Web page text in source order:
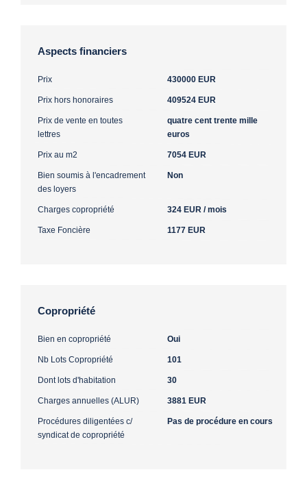
Aspects financiers
Prix 430000 EUR
Prix hors honoraires 409524 EUR
Prix de vente en toutes
lettres
quatre cent trente mille
euros
Prix au m2 7054 EUR
Bien soumis à l'encadrement
des loyers
Non
Charges copropriété 324 EUR / mois
Taxe Foncière 1177 EUR
Copropriété
Bien en copropriété Oui
Nb Lots Copropriété 101
Dont lots d'habitation 30
Charges annuelles (ALUR) 3881 EUR
Procédures diligentées c/
syndicat de copropriété
Pas de procédure en cours